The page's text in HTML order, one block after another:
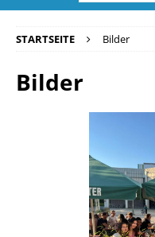
STARTSEITE Bilder
Bilder